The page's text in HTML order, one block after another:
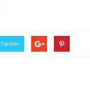
Twitter